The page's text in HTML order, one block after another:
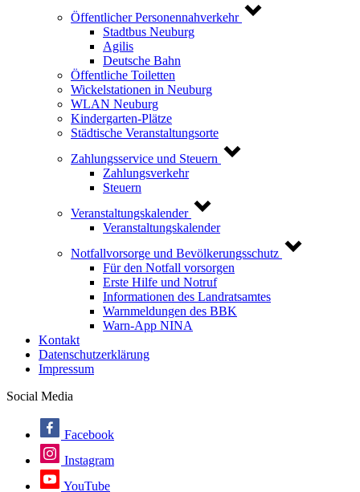
Öffentlicher Personennahverkehr
Stadtbus Neuburg
Agilis
Deutsche Bahn
Öffentliche Toiletten
Wickelstationen in Neuburg
WLAN Neuburg
Kindergarten-Plätze
Städtische Veranstaltungsorte
Zahlungsservice und Steuern
Zahlungsverkehr
Steuern
Veranstaltungskalender
Veranstaltungskalender
Notfallvorsorge und Bevölkerungsschutz
Für den Notfall vorsorgen
Erste Hilfe und Notruf
Informationen des Landratsamtes
Warnmeldungen des BBK
Warn-App NINA
Kontakt
Datenschutzerklärung
Impressum
Social Media
Facebook
Instagram
YouTube